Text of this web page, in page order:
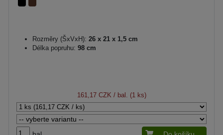
Rozměry (ŠxVxH): 26 x 21 x 1,5 cm
Délka popruhu: 98 cm
161,17 CZK / bal. (1 ks)